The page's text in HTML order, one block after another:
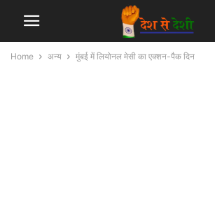
Home अन्य मुंबई में लियोनल मेसी का एक्शन-पैक दिन